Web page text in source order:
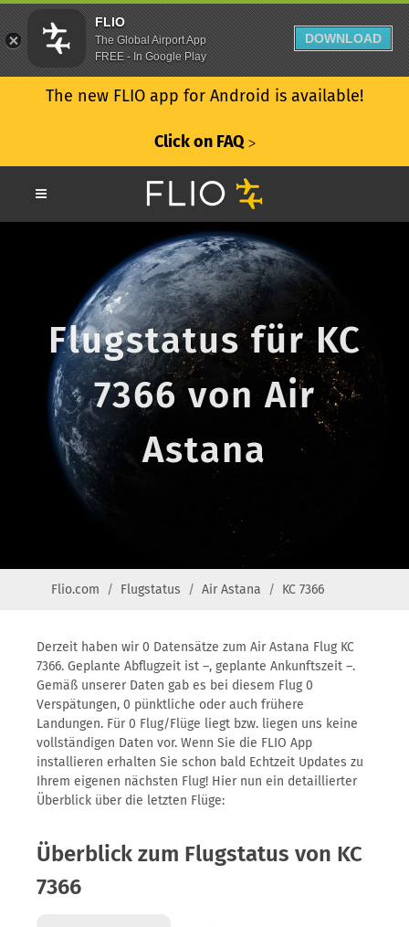
The new FLIO app for Android is available!
Click on FAQ ᐳ
Flugstatus für KC
7366 von Air
Astana
Flio.com Flugstatus Air Astana KC 7366
Derzeit haben wir 0 Datensätze zum Air Astana Flug KC
7366. Geplante Abflugzeit ist –, geplante Ankunftszeit –.
Gemäß unserer Daten gab es bei diesem Flug 0
Verspätungen, 0 pünktliche oder auch frühere
Landungen. Für 0 Flug/Flüge liegt bzw. liegen uns keine
vollständigen Daten vor. Wenn Sie die FLIO App
installieren erhalten Sie schon bald Echtzeit Updates zu
Ihrem eigenen nächsten Flug! Hier nun ein detaillierter
Überblick über die letzten Flüge:
Überblick zum Flugstatus von KC
7366
FLIO
The Global Airport App
FREE - In Google Play
DOWNLOAD